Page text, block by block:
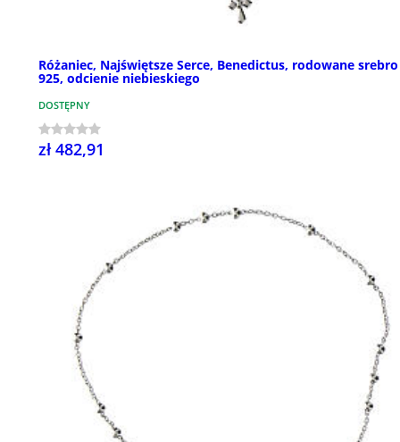
Różaniec, Najświętsze Serce, Benedictus, rodowane srebro
925, odcienie niebieskiego
DOSTĘPNY
zł 482,91